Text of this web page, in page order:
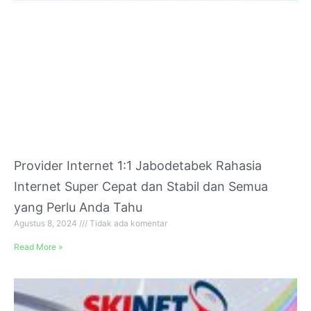
Provider Internet 1:1 Jabodetabek Rahasia
Internet Super Cepat dan Stabil dan Semua
yang Perlu Anda Tahu
Agustus 8, 2024 Tidak ada komentar
Read More »